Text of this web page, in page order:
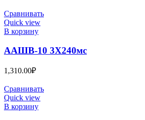
Сравнивать
Quick view
В корзину
ААШВ-10 3Х240мс
1,310.00₽
Сравнивать
Quick view
В корзину